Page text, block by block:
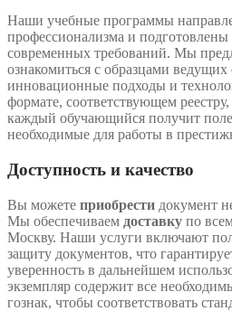
Наши учебные программы
профессионализма и подготовлены
современных требований. Мы
ознакомиться с образцами
инновационные подходы и
формате, соответствующем
каждый обучающийся получит
необходимые для работы в
Доступность и качество
Вы можете приобрести документ
Мы обеспечиваем доставку по
Москву. Наши услуги включают
защиту документов, что
уверенность в дальнейшем
экземпляр содержит все
гознак, чтобы соответствовать